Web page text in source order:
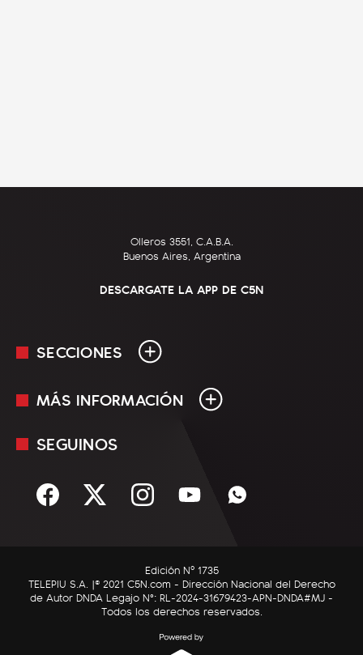
Olleros 3551, C.A.B.A.
Buenos Aires, Argentina
DESCARGATE LA APP DE C5N
SECCIONES
En Vivo
Sociedad
C5N Autos
RatingCero
MÁS INFORMACIÓN
Mediakit
Términos y condiciones
SEGUINOS
Edición Nº 1735
TELEPIU S.A. |© 2021 C5N.com - Dirección Nacional del Derecho
de Autor DNDA Legajo N°: RL-2024-31679423-APN-DNDA#MJ -
Todos los derechos reservados.